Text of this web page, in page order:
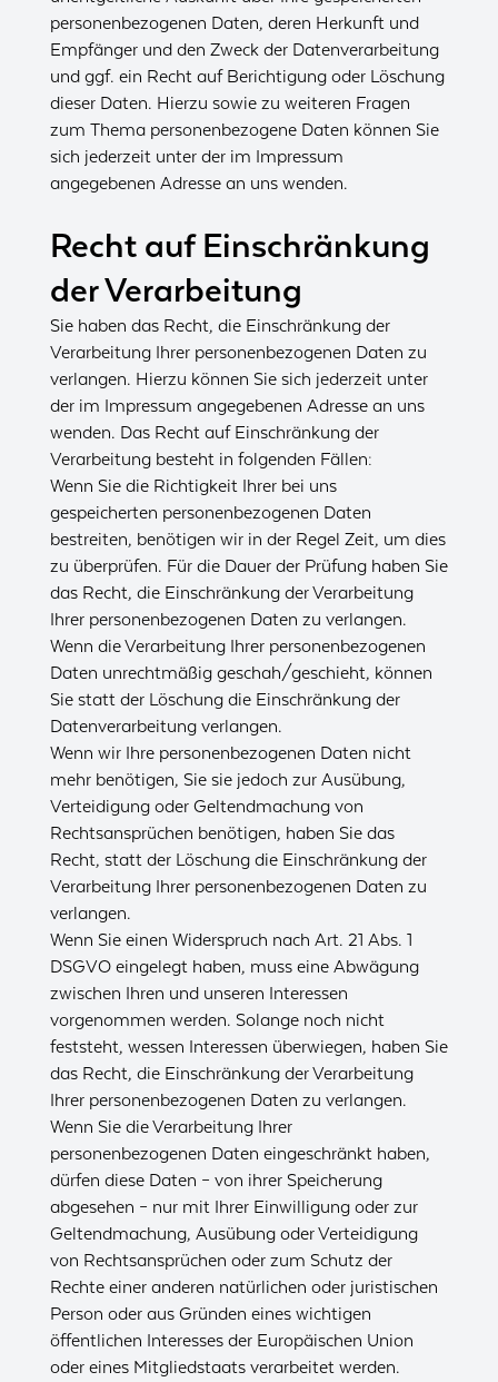
personenbezogenen Daten, deren Herkunft und
Empfänger und den Zweck der Datenverarbeitung
und ggf. ein Recht auf Berichtigung oder Löschung
dieser Daten. Hierzu sowie zu weiteren Fragen
zum Thema personenbezogene Daten können Sie
sich jederzeit unter der im Impressum
angegebenen Adresse an uns wenden.
Recht auf Einschränkung
der Verarbeitung
Sie haben das Recht, die Einschränkung der
Verarbeitung Ihrer personenbezogenen Daten zu
verlangen. Hierzu können Sie sich jederzeit unter
der im Impressum angegebenen Adresse an uns
wenden. Das Recht auf Einschränkung der
Verarbeitung besteht in folgenden Fällen:
Wenn Sie die Richtigkeit Ihrer bei uns
gespeicherten personenbezogenen Daten
bestreiten, benötigen wir in der Regel Zeit, um dies
zu überprüfen. Für die Dauer der Prüfung haben Sie
das Recht, die Einschränkung der Verarbeitung
Ihrer personenbezogenen Daten zu verlangen.
Wenn die Verarbeitung Ihrer personenbezogenen
Daten unrechtmäßig geschah/geschieht, können
Sie statt der Löschung die Einschränkung der
Datenverarbeitung verlangen.
Wenn wir Ihre personenbezogenen Daten nicht
mehr benötigen, Sie sie jedoch zur Ausübung,
Verteidigung oder Geltendmachung von
Rechtsansprüchen benötigen, haben Sie das
Recht, statt der Löschung die Einschränkung der
Verarbeitung Ihrer personenbezogenen Daten zu
verlangen.
Wenn Sie einen Widerspruch nach Art. 21 Abs. 1
DSGVO eingelegt haben, muss eine Abwägung
zwischen Ihren und unseren Interessen
vorgenommen werden. Solange noch nicht
feststeht, wessen Interessen überwiegen, haben Sie
das Recht, die Einschränkung der Verarbeitung
Ihrer personenbezogenen Daten zu verlangen.
Wenn Sie die Verarbeitung Ihrer
personenbezogenen Daten eingeschränkt haben,
dürfen diese Daten – von ihrer Speicherung
abgesehen – nur mit Ihrer Einwilligung oder zur
Geltendmachung, Ausübung oder Verteidigung
von Rechtsansprüchen oder zum Schutz der
Rechte einer anderen natürlichen oder juristischen
Person oder aus Gründen eines wichtigen
öffentlichen Interesses der Europäischen Union
oder eines Mitgliedstaats verarbeitet werden.